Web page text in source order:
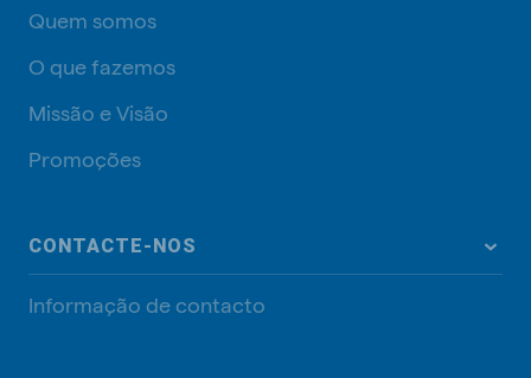
Quem somos
O que fazemos
Missão e Visão
Promoções
CONTACTE-NOS
Informação de contacto